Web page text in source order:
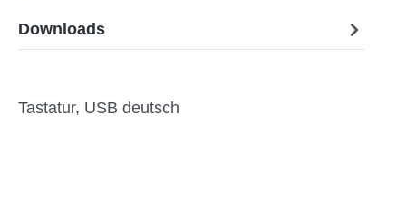
Downloads
Tastatur, USB deutsch